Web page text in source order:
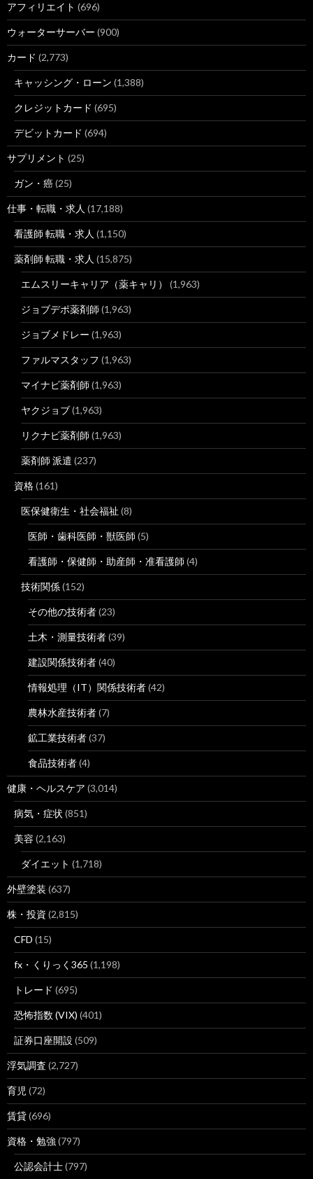
アフィリエイト (696)
ウォーターサーバー (900)
カード (2,773)
キャッシング・ローン (1,388)
クレジットカード (695)
デビットカード (694)
サプリメント (25)
ガン・癌(25)
仕事・転職・求人 (17,188)
看護師 転職・求人 (1,150)
薬剤師 転職・求人 (15,875)
エムスリーキャリア（薬キャリ） (1,963)
ジョブデポ薬剤師 (1,963)
ジョブメドレー (1,963)
ファルマスタッフ (1,963)
マイナビ薬剤師 (1,963)
ヤクジョブ(1,963)
リクナビ薬剤師 (1,963)
薬剤師 派遣 (237)
資格(161)
医保健衛生・社会福祉 (8)
医師・歯科医師・獣医師 (5)
看護師・保健師・助産師・准看護師 (4)
技術関係(152)
その他の技術者(23)
土木・測量技術者(39)
建設関係技術者(40)
情報処理（IT）関係技術者(42)
農林水産技術者(7)
鉱工業技術者(37)
食品技術者(4)
健康・ヘルスケア (3,014)
病気・症状 (851)
美容 (2,163)
ダイエット (1,718)
外壁塗装 (637)
株・投資 (2,815)
CFD (15)
fx・くりっく365 (1,198)
トレード (695)
恐怖指数 (VIX) (401)
証券口座開設 (509)
浮気調査 (2,727)
育児 (72)
賃貸(696)
資格・勉強 (797)
公認会計士(797)